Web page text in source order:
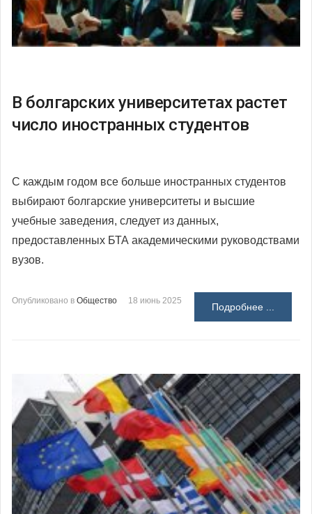
В болгарских университетах растет
число иностранных студентов
С каждым годом все больше иностранных студентов
выбирают болгарские университеты и высшие
учебные заведения, следует из данных,
предоставленных БТА академическими руководствами
вузов.
Опубликовано в Общество 18 июнь 2025
Подробнее ...